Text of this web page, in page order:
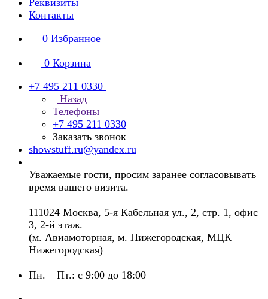
Реквизиты
Контакты
0 Избранное
0 Корзина
+7 495 211 0330
Назад
Телефоны
+7 495 211 0330
Заказать звонок
showstuff.ru@yandex.ru
Уважаемые гости, просим заранее согласовывать
время вашего визита.
111024 Москва, 5-я Кабельная ул., 2, стр. 1, офис
3, 2-й этаж.
(м. Авиамоторная, м. Нижегородская, МЦК
Нижегородская)
Пн. – Пт.: с 9:00 до 18:00